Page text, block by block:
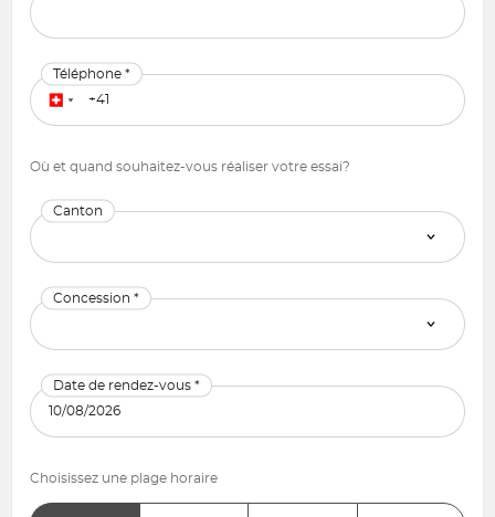
Téléphone *
Où et quand souhaitez-vous réaliser votre essai?
Canton
Concession *
Date de rendez-vous *
Choisissez une plage horaire